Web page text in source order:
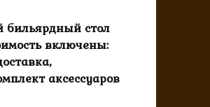
бильярдный стол
включены:
аксессуаров